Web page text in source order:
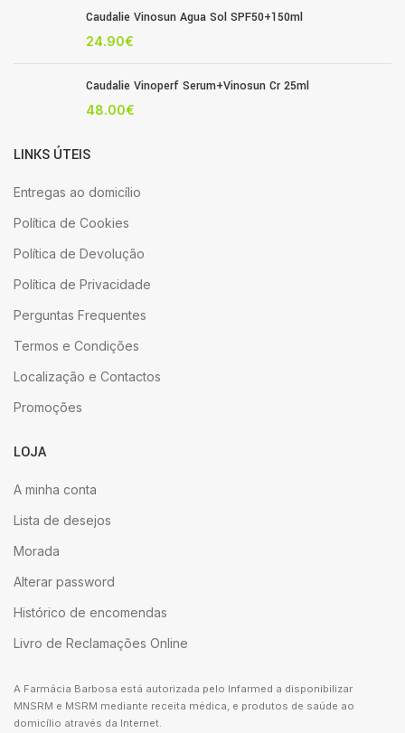
Caudalie Vinosun Agua Sol SPF50+150ml
24.90€
Caudalie Vinoperf Serum+Vinosun Cr 25ml
48.00€
LINKS ÚTEIS
Entregas ao domicílio
Política de Cookies
Política de Devolução
Política de Privacidade
Perguntas Frequentes
Termos e Condições
Localização e Contactos
Promoções
LOJA
A minha conta
Lista de desejos
Morada
Alterar password
Histórico de encomendas
Livro de Reclamações Online
A Farmácia Barbosa está autorizada pelo Infarmed a disponibilizar
MNSRM e MSRM mediante receita médica, e produtos de saúde ao
domicílio através da Internet.